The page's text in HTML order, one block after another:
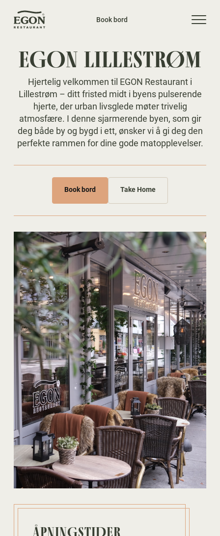
Book bord
EGON LILLESTRØM
Hjertelig velkommen til EGON Restaurant i
Lillestrøm – ditt fristed midt i byens pulserende
hjerte, der urban livsglede møter trivelig
atmosfære. I denne sjarmerende byen, som gir
deg både by og bygd i ett, ønsker vi å gi deg den
perfekte rammen for dine gode matopplevelser.
Book bord Take Home
ÅPNINGSTIDER